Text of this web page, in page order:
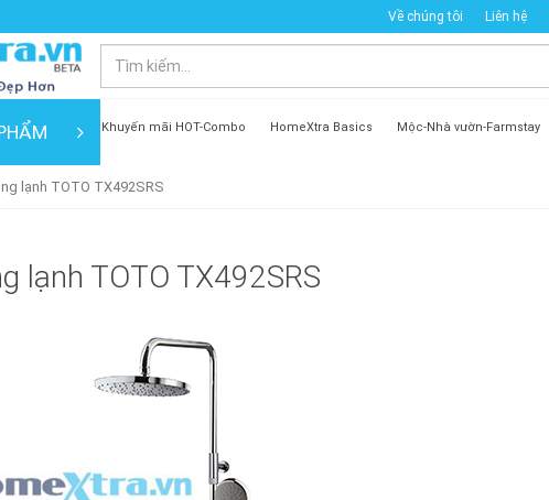
Về chúng tôi Liên hệ
Khuyến mãi HOT-Combo HomeXtra Basics Mộc-Nhà vườn-Farmstay
lạnh TOTO TX492SRS
lạnh TOTO TX492SRS